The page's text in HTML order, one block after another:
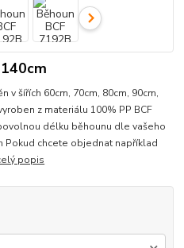
v šířích 60cm, 70cm, 80cm, 90cm,
z materiálu 100% PP BCF
délku běhounu dle vašeho
Pokud chcete objednat například
popis